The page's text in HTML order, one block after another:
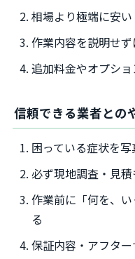
相場より極端に安
作業内容を説明せ
追加料金やオプシ
信頼できる業者との
困っている症状を
必ず現地調査・見
作業前に「何を、
る
保証内容・アフタ